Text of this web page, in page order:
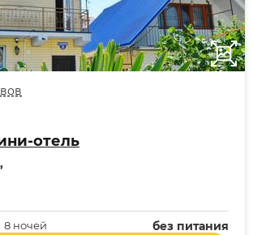
отель
без питания
8 ночей